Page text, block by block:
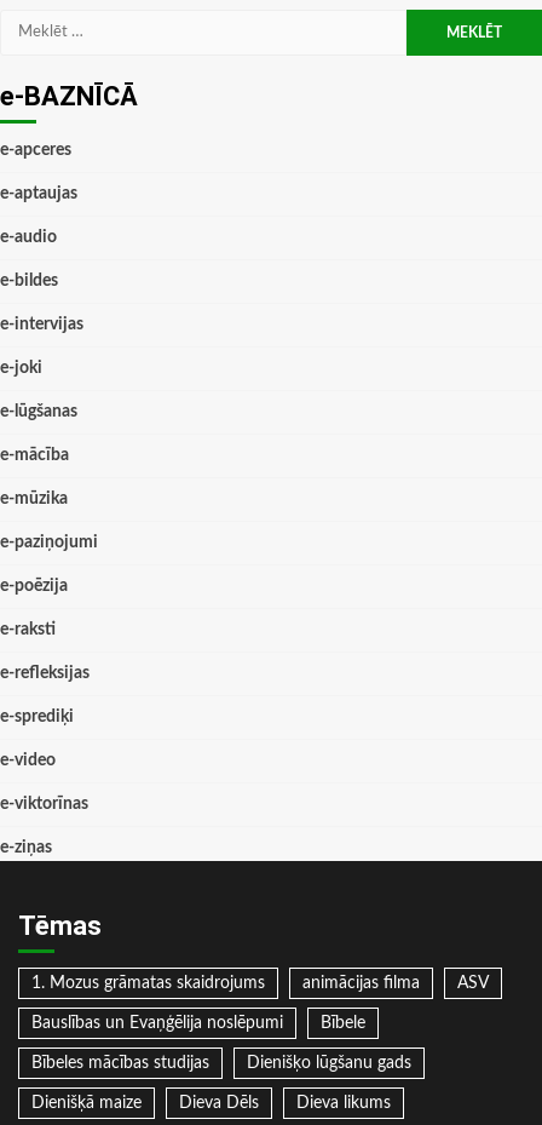
Meklēt:
e-BAZNĪCĀ
e-apceres
e-aptaujas
e-audio
e-bildes
e-intervijas
e-joki
e-lūgšanas
e-mācība
e-mūzika
e-paziņojumi
e-poēzija
e-raksti
e-refleksijas
e-sprediķi
e-video
e-viktorīnas
e-ziņas
Tēmas
1. Mozus grāmatas skaidrojums animācijas filma ASV
Bauslības un Evaņģēlija noslēpumi Bībele
Bībeles mācības studijas Dienišķo lūgšanu gads
Dienišķā maize Dieva Dēls Dieva likums